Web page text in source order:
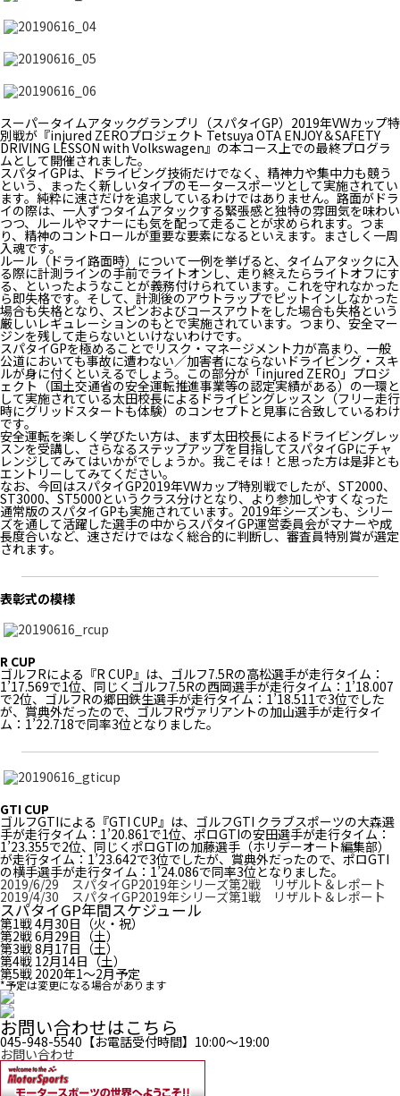
スーパータイムアタックグランプリ（スパタイGP）2019年VWカップ特
別戦が『injured ZEROプロジェクト Tetsuya OTA ENJOY＆SAFETY
DRIVING LESSON with Volkswagen』の本コース上での最終プログラ
ムとして開催されました。
スパタイGPは、ドライビング技術だけでなく、精神力や集中力も競う
という、まったく新しいタイプのモータースポーツとして実施されてい
ます。純粋に速さだけを追求しているわけではありません。路面がドラ
イの際は、一人ずつタイムアタックする緊張感と独特の雰囲気を味わい
つつ、ルールやマナーにも気を配って走ることが求められます。つま
り、精神のコントロールが重要な要素になるといえます。まさしく一周
入魂です。
ルール（ドライ路面時）について一例を挙げると、タイムアタックに入
る際に計測ラインの手前でライトオンし、走り終えたらライトオフにす
る、といったようなことが義務付けられています。これを守れなかった
ら即失格です。そして、計測後のアウトラップでピットインしなかった
場合も失格となり、スピンおよびコースアウトをした場合も失格という
厳しいレギュレーションのもとで実施されています。つまり、安全マー
ジンを残して走らないといけないわけです。
スパタイGPを極めることでリスク・マネージメント力が高まり、一般
公道においても事故に遭わない／加害者にならないドライビング・スキ
ルが身に付くといえるでしょう。この部分が「injured ZERO」プロジ
ェクト（国土交通省の安全運転推進事業等の認定実績がある）の一環と
して実施されている太田校長によるドライビングレッスン（フリー走行
時にグリッドスタートも体験）のコンセプトと見事に合致しているわけ
です。
安全運転を楽しく学びたい方は、まず太田校長によるドライビングレッ
スンを受講し、さらなるステップアップを目指してスパタイGPにチャ
レンジしてみてはいかがでしょうか。我こそは！と思った方は是非とも
エントリーしてみてください。
なお、今回はスパタイGP2019年VWカップ特別戦でしたが、ST2000、
ST3000、ST5000というクラス分けとなり、より参加しやすくなった
通常版のスパタイGPも実施されています。2019年シーズンも、シリー
ズを通して活躍した選手の中からスパタイGP運営委員会がマナーや成
長度合いなど、速さだけではなく総合的に判断し、審査員特別賞が選定
されます。
表彰式の模様
R CUP
ゴルフRによる『R CUP』は、ゴルフ7.5Rの高松選手が走行タイム：
1’17.569で1位、同じくゴルフ7.5Rの西岡選手が走行タイム：1’18.007
で2位、ゴルフRの郷田鉄生選手が走行タイム：1’18.511で3位でした
が、賞典外だったので、ゴルフRヴァリアントの加山選手が走行タイ
ム：1’22.718で同率3位となりました。
GTI CUP
ゴルフGTIによる『GTI CUP』は、ゴルフGTI クラブスポーツの大森選
手が走行タイム：1’20.861で1位、ポロGTIの安田選手が走行タイム：
1’23.355で2位、同じくポロGTIの加藤選手（ホリデーオート編集部）
が走行タイム：1’23.642で3位でしたが、賞典外だったので、ポロGTI
の横手選手が走行タイム：1’24.086で同率3位となりました。
2019/6/29 スパタイGP2019年シリーズ第2戦 リザルト＆レポート
2019/4/30 スパタイGP2019年シリーズ第1戦 リザルト＆レポート
スパタイGP年間スケジュール
第1戦 4月30日（火・祝）
第2戦 6月29日（土）
第3戦 8月17日（土）
第4戦 12月14日（土）
第5戦 2020年1〜2月予定
*予定は変更になる場合があります
お問い合わせはこちら
045-948-5540 【お電話受付時間】10:00〜19:00
お問い合わせ